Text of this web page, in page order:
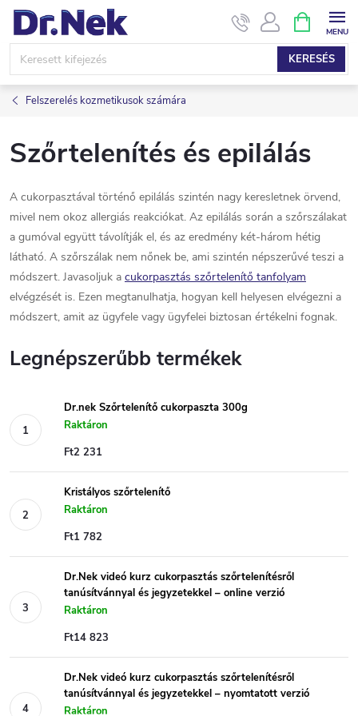
Ugrás
KERESÉS
KOSÁR
Felszerelés kozmetikusok számára
Szőrtelenítés és epilálás
A cukorpasztával történő epilálás szintén nagy keresletnek örvend,
mivel nem okoz allergiás reakciókat. Az epilálás során a szőrszálakat
a gumóval együtt távolítják el, és az eredmény két-három hétig
látható. A szőrszálak nem nőnek be, ami szintén népszerűvé teszi a
módszert. Javasoljuk a cukorpasztás szőrtelenítő tanfolyam
elvégzését is. Ezen megtanulhatja, hogyan kell helyesen elvégezni a
módszert, amit az ügyfele vagy ügyfelei biztosan értékelni fognak.
Legnépszerűbb termékek
Dr.nek Szőrtelenítő cukorpaszta 300g
Raktáron
Ft2 231
Kristályos szőrtelenítő
Raktáron
Ft1 782
Dr.Nek videó kurz cukorpasztás szőrtelenítésről
tanúsítvánnyal és jegyzetekkel – online verzió
Raktáron
Ft14 823
Dr.Nek videó kurz cukorpasztás szőrtelenítésről
tanúsítvánnyal és jegyzetekkel – nyomtatott verzió
Raktáron